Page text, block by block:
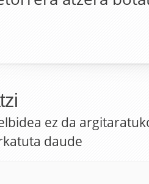
ez da
daude